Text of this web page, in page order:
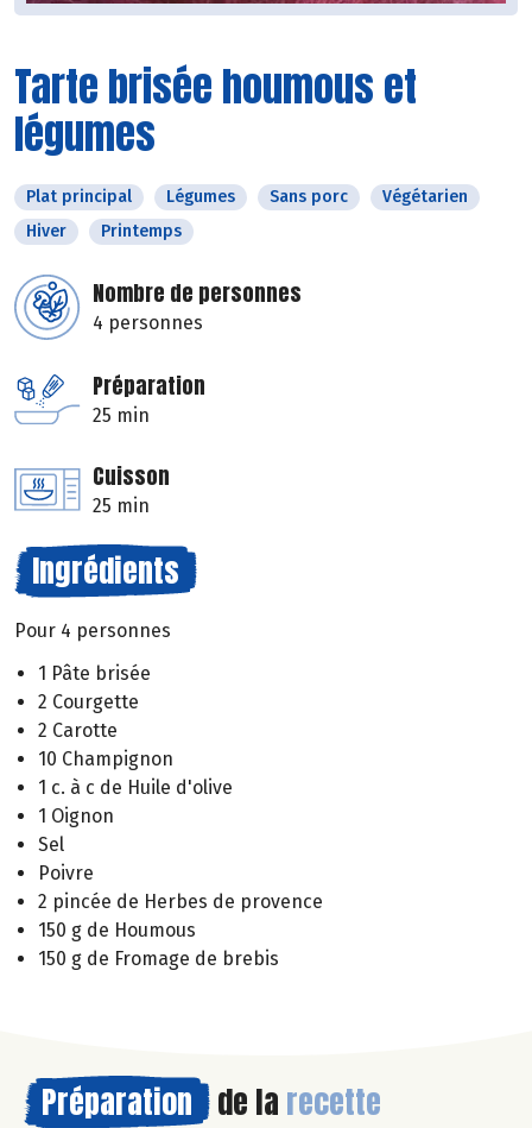
Tarte brisée houmous et
légumes
Plat principal Légumes Sans porc
Végétarien
Hiver
Printemps
Nombre de personnes
4 personnes
Préparation
25 min
Cuisson
25 min
Ingrédients
Pour 4 personnes
1 Pâte brisée
2 Courgette
2 Carotte
10 Champignon
1 c. à c de Huile d'olive
1 Oignon
Sel
Poivre
2 pincée de Herbes de provence
150 g de Houmous
150 g de Fromage de brebis
Préparation de la recette